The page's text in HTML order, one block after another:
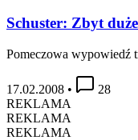
Schuster: Zbyt
Pomeczowa wypowiedź
17.02.2008 •
28
REKLAMA
REKLAMA
REKLAMA